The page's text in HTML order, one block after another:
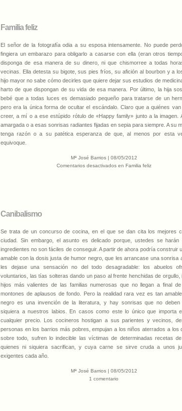
Familia feliz
El señor de la fotografía odia a su esposa intensamente. No puede
fingiera un embarazo para obligarlo a casarse con ella (eran otros
disponga de esa manera de su dinero, ni que chismorree a todas
vecinas. Ella detesta su bigote, sus pies fríos, su afición al bourbon y a
hijo mayor no sabe cómo decirles que quiere dejar sus estudios de
harto de que dispongan de su vida de esa manera. Por último, la hija
bebé que a todas luces es demasiado pequeño para tratarse de un
pero era la única forma de ocultar el escándalo. Claro que a quiénes
creer, a mí o a ese estúpido rótulo de «Happy family» junto a la imagen.
amargada o a esas sonrisas radiantes fijadas en sepia para siempre. A su
tenga razón o a su patética esperanza de que, al menos por esta
equivoque.
Mª José Barrios | 08/05/2012
Comentarios desactivadosen Familia feliz
Canibalismo
Se trata de un concurso de cocina, en el que se dan cita los mejores
ciudad. Sin embargo, el asunto es delicado porque, ustedes se harán
ingredientes no son fáciles de conseguir. A partir de ahora podría construir
amable con la dosis justa de humor negro, que les arrancase una sonrisa
les dejase una sensación no del todo desagradable: los abuelos
voluntarios, las tías solteras dando un paso al frente henchidas de orgullo,
hijos más valientes de las familias numerosas que no llegan a final
montones de aplausos de fondo. Pero la realidad rara vez es tan
negro es una invención de la literatura, y hay sonrisas que no deben
siquiera a nuestros labios. En casos como este lo único que importa
cualquier precio. Los cocineros hostigan a sus parientes y vecinos,
personas en los barrios más pobres, empujan a los niños aterrados a los
sobre todo, sufren lo indecible las víctimas de determinadas recetas
quienes ni siquiera sacrifican, y cuya carne se sirve cruda a unos
exigentes cada año.
Mª José Barrios | 08/05/2012
1 comentario